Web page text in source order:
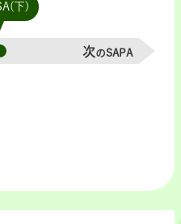
下)
次のSAPA